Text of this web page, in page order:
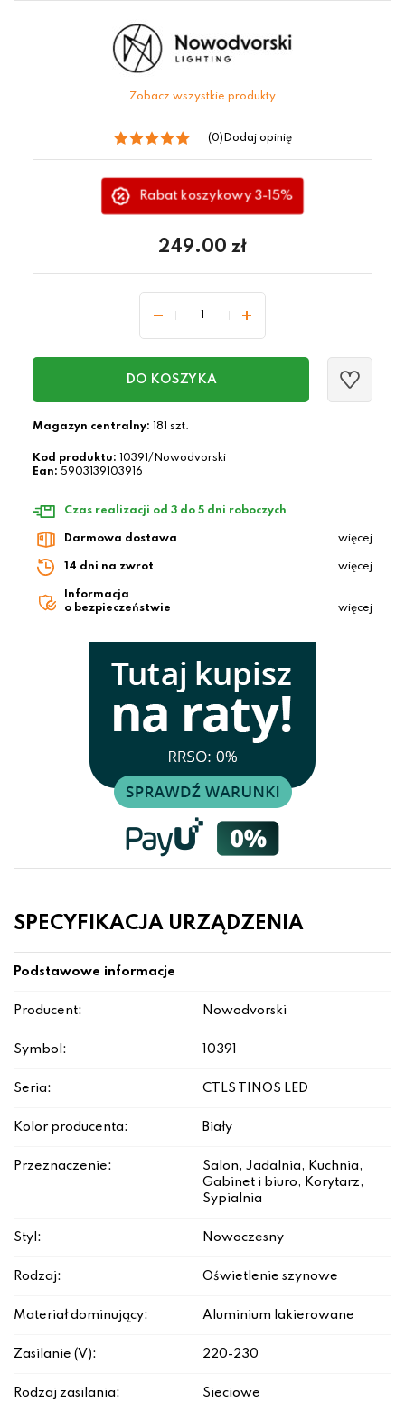
Zobacz wszystkie produkty
(0) Dodaj opinię
Rabat koszykowy 3-15%
249.00 zł
DO KOSZYKA
Magazyn centralny: 181 szt.
Kod produktu:
10391/Nowodvorski
Ean: 5903139103916
Czas realizacji od 3 do 5 dni roboczych
Darmowa dostawa więcej
14 dni na zwrot więcej
Informacja
o bezpieczeństwie
więcej
SPECYFIKACJA URZĄDZENIA
Podstawowe informacje
Producent: Nowodvorski
Symbol: 10391
Seria: CTLS TINOS LED
Kolor producenta: Biały
Przeznaczenie:
Salon, Jadalnia, Kuchnia,
Gabinet i biuro, Korytarz,
Sypialnia
Styl: Nowoczesny
Rodzaj: Oświetlenie szynowe
Materiał dominujący: Aluminium lakierowane
Zasilanie (V): 220-230
Rodzaj zasilania: Sieciowe